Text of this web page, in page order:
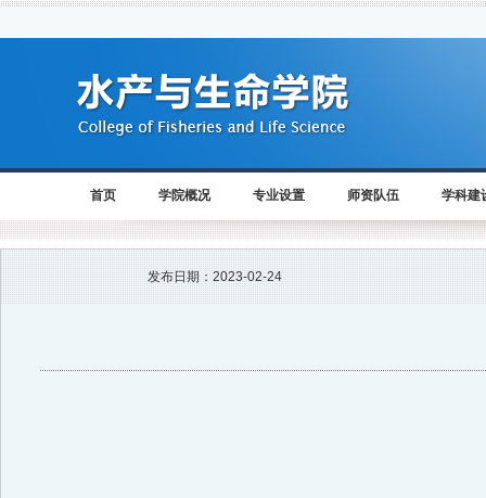
首页 学院概况 专业设置 师资队伍 学科建
发布日期：2023-02-24